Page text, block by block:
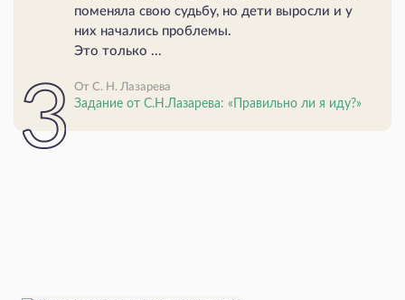
поменяла свою судьбу, но дети выросли и у
них начались проблемы.
Это только ...
От С. Н. Лазарева
Задание от С.Н.Лазарева: «Правильно ли я иду?»